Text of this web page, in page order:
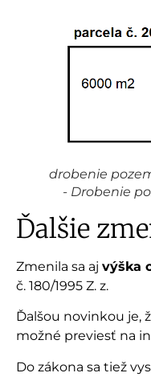
drobenie
- Drobenie
Ďalšie
Zmenila sa aj výška
č. 180/1995 Z. z.
Ďalšou novinkou je,
možné previesť na
Do zákona sa tiež